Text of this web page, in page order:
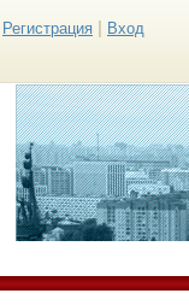
Регистрация Вход